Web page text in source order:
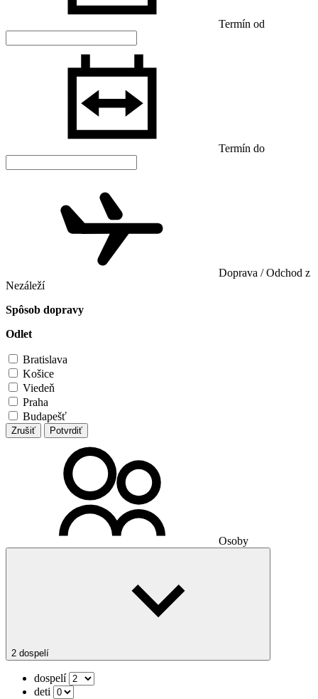
Termín od
Termín do
Doprava / Odchod z
Nezáleží
Spôsob dopravy
Odlet
Bratislava
Košice
Viedeň
Praha
Budapešť
Zrušiť Potvrdiť
Osoby
2 dospelí
dospelí
deti